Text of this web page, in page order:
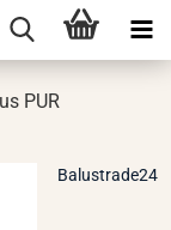
PUR
Balustrade24